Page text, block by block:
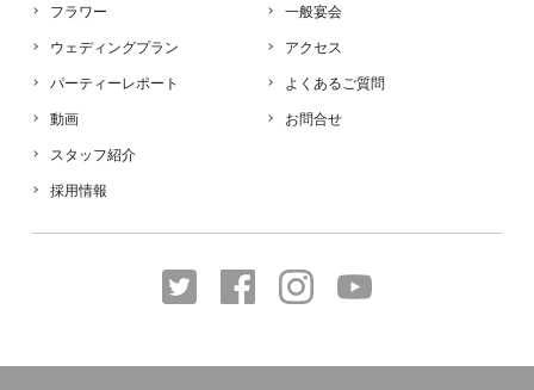
フラワー
ウェディングプラン
パーティーレポート
動画
スタッフ紹介
採用情報
一般宴会
アクセス
よくあるご質問
お問合せ